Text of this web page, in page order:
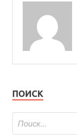
ПОИСК